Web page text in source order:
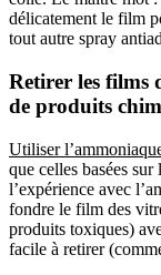
délicatement le film
tout autre spray
Retirer les films
de produits
Utiliser
que celles basées
l’expérience avec
fondre le film des
produits toxiques)
facile à retirer